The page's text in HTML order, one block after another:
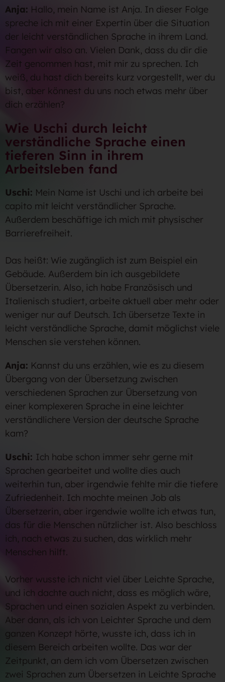
Anja: Hallo, mein Name ist Anja. In dieser Folge
spreche ich mit einer Expertin über die Situation
der leicht verständlichen Sprache in ihrem Land.
Fangen wir also an. Vielen Dank, dass du dir die
Zeit genommen hast, mit mir zu sprechen. Ich
weiß, du hast dich bereits kurz vorgestellt, wer du
bist, aber könnest du uns noch etwas mehr über
dich erzählen?
Wie Uschi durch leicht
verständliche Sprache einen
tieferen Sinn in ihrem
Arbeitsleben fand
Uschi: Mein Name ist Uschi und ich arbeite bei
capito mit leicht verständlicher Sprache.
Außerdem beschäftige ich mich mit physischer
Barrierefreiheit.
Das heißt: Wie zugänglich ist zum Beispiel ein
Gebäude. Außerdem bin ich ausgebildete
Übersetzerin. Also, ich habe Französisch und
Italienisch studiert, arbeite aktuell aber mehr oder
weniger nur auf Deutsch. Ich übersetze Texte in
leicht verständliche Sprache, damit möglichst viele
Menschen sie verstehen können.
Anja: Kannst du uns erzählen, wie es zu diesem
Übergang von der Übersetzung zwischen
verschiedenen Sprachen zur Übersetzung von
einer komplexeren Sprache in eine leichter
verständlichere Version der deutsche Sprache
kam?
Uschi: Ich habe schon immer sehr gerne mit
Sprachen gearbeitet und wollte dies auch
weiterhin tun, aber irgendwie fehlte mir die tiefere
Zufriedenheit. Ich mochte meinen Job als
Übersetzerin, aber irgendwie wollte ich etwas tun,
das für die Menschen nützlicher ist. Also beschloss
ich, nach etwas zu suchen, das wirklich mehr
Menschen hilft.
Vorher wusste ich nicht viel über Leichte Sprache,
und ich dachte auch nicht, dass es möglich wäre,
Sprachen und einen sozialen Aspekt zu verbinden.
Aber dann, als ich von Leichter Sprache und dem
ganzen Konzept hörte, wusste ich, dass ich in
diesem Bereich arbeiten wollte. Das war der
Zeitpunkt, an dem ich vom Übersetzen zwischen
zwei Sprachen zum Übersetzen in Leichte Sprache